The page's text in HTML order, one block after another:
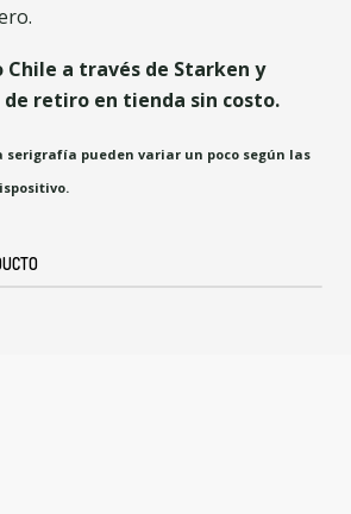
Chile a través de Starken y
retiro en tienda sin costo.
serigrafía pueden variar un poco según las